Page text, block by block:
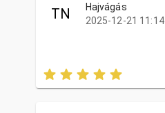
TN
Hajvágás
2025-12-21 11:14